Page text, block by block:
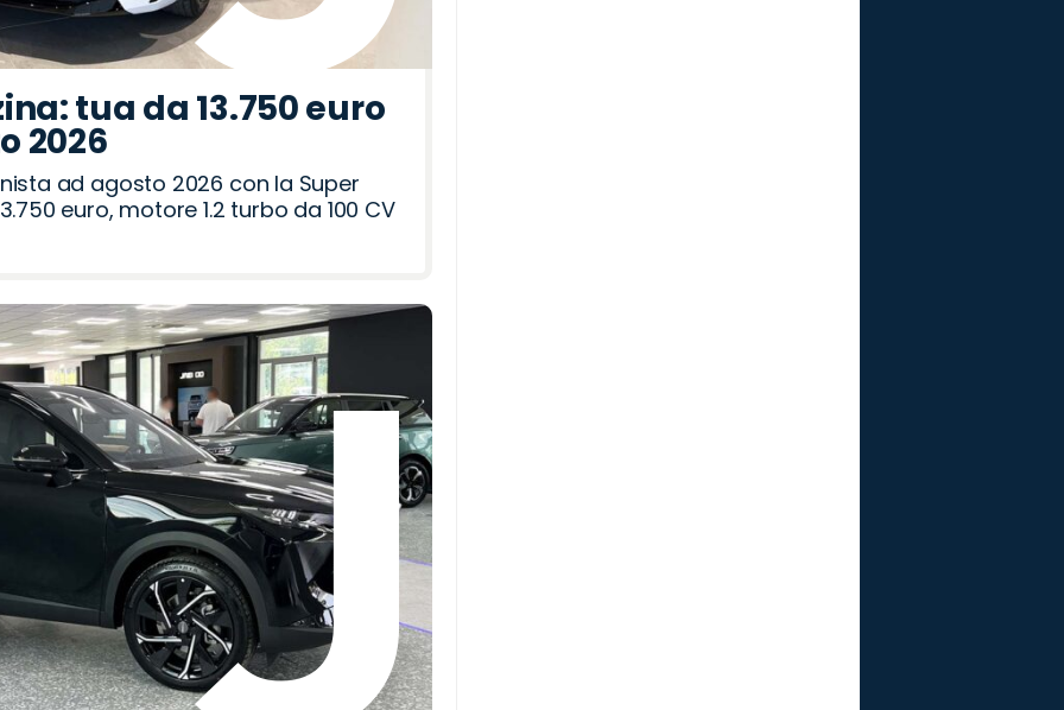
tua da 13.750 euro
2026
ad agosto 2026 con la Super
euro, motore 1.2 turbo da 100 CV